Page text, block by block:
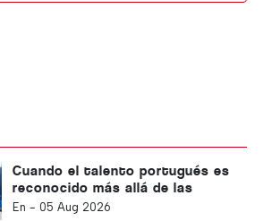
Cuando el talento portugués es
reconocido más allá de las
fronteras
En - 05 Aug 2026